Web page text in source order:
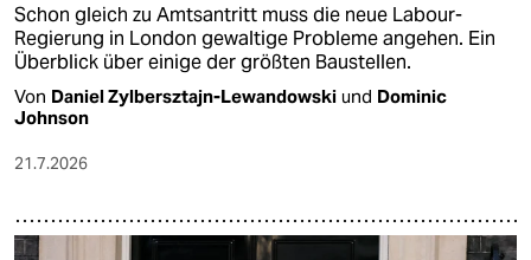
Schon gleich zu Amtsantritt muss die neue Labour-
Regierung in London gewaltige Probleme angehen. Ein
Überblick über einige der größten Baustellen.
Von Daniel Zylbersztajn-Lewandowski und Dominic
Johnson
21.7.2026